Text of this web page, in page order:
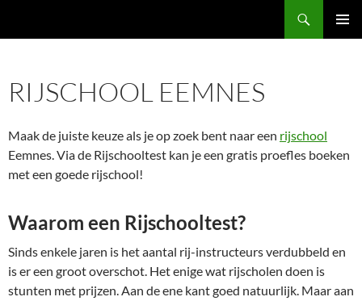
RIJSCHOOL EEMNES
Maak de juiste keuze als je op zoek bent naar een rijschool
Eemnes. Via de Rijschooltest kan je een gratis proefles boeken
met een goede rijschool!
Waarom een Rijschooltest?
Sinds enkele jaren is het aantal rij-instructeurs verdubbeld en
is er een groot overschot. Het enige wat rijscholen doen is
stunten met prijzen. Aan de ene kant goed natuurlijk. Maar aan